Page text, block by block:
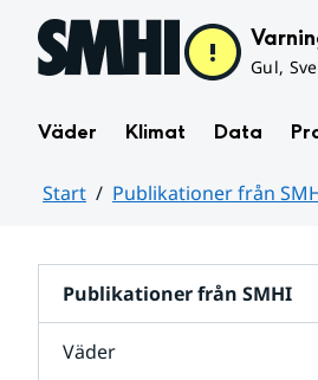
Hoppa till sidans innehåll
Gul,
Väder Klimat Data
Start Publikationer från
Publikationer från SMHI
Väder